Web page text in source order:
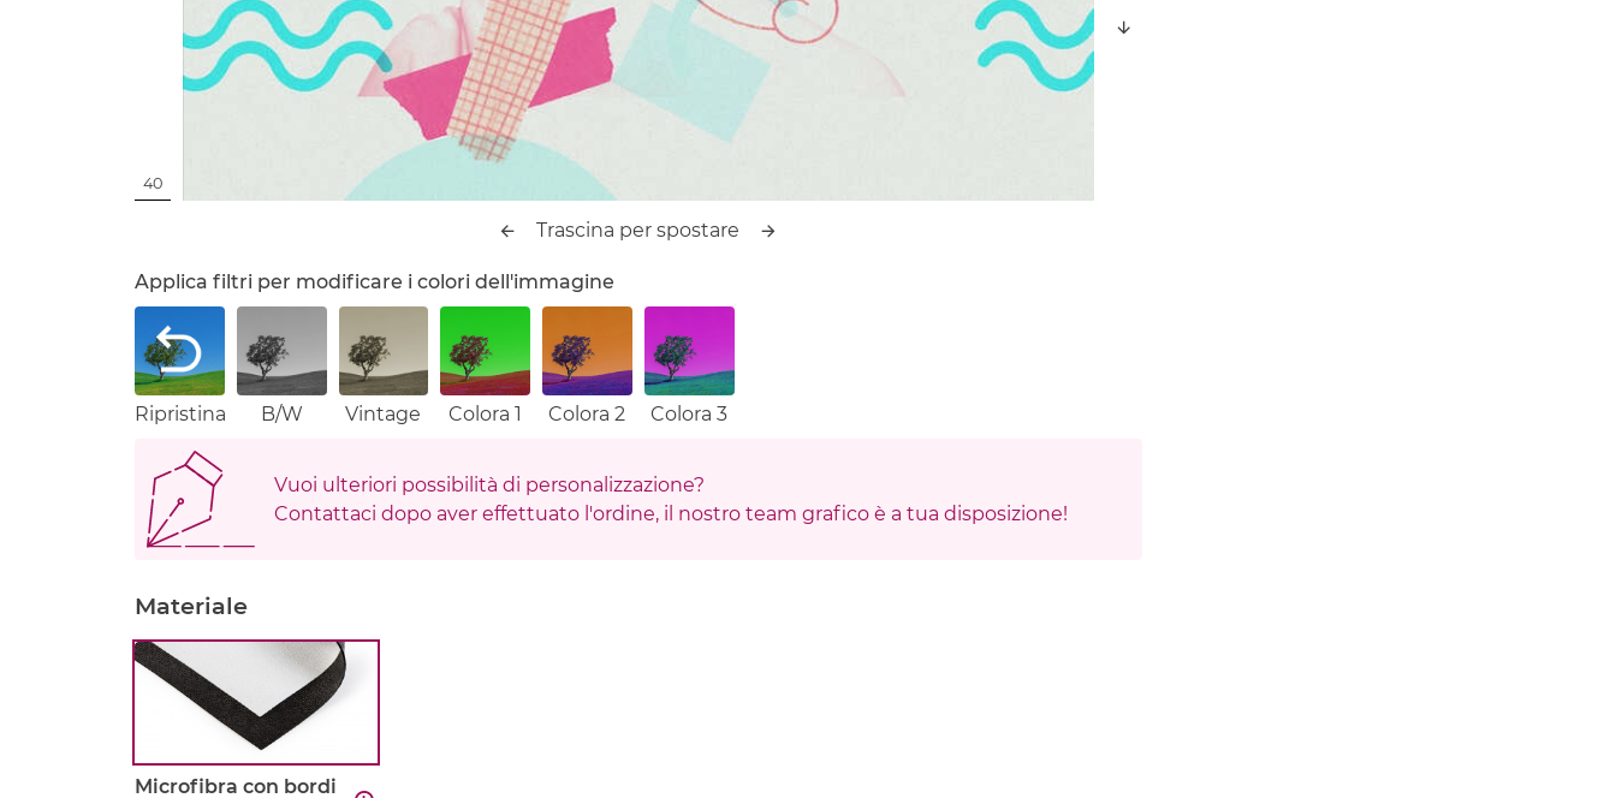
40
Trascina per spostare
Applica filtri per modificare i colori dell'immagine
Ripristina B/W Vintage Colora 1 Colora 2 Colora 3
Vuoi ulteriori possibilità di personalizzazione?
Contattaci dopo aver effettuato l'ordine, il nostro team grafico è a tua disposizione!
Materiale
Microfibra con bordi